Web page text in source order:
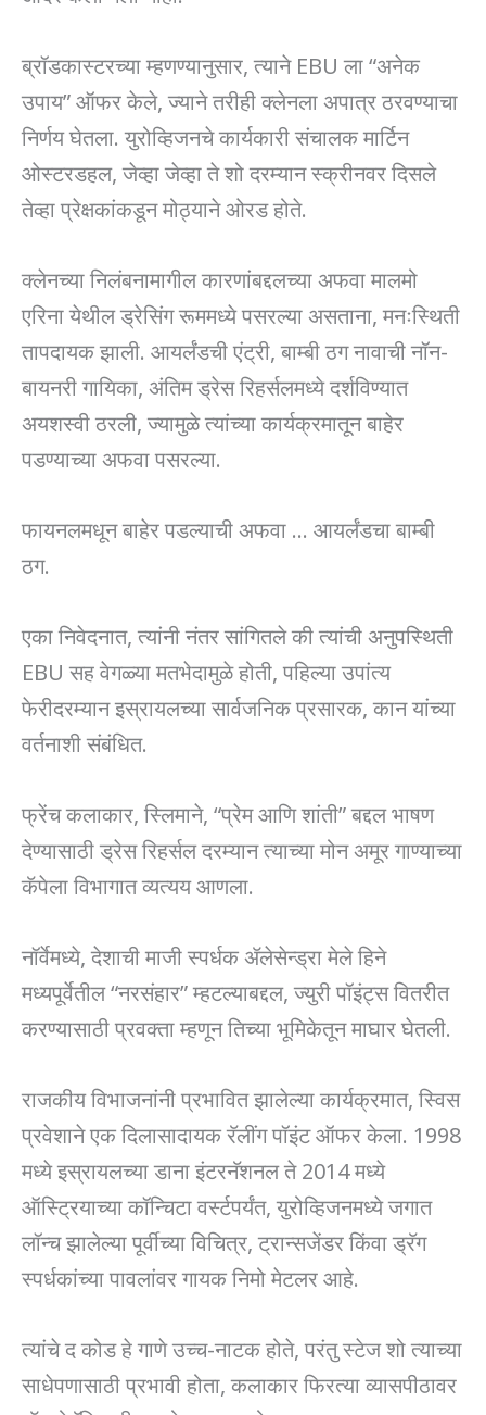
ब्रॉडकास्टरच्या म्हणण्यानुसार, त्याने EBU ला “अनेक
उपाय” ऑफर केले, ज्याने तरीही क्लेनला अपात्र ठरवण्याचा
निर्णय घेतला. युरोव्हिजनचे कार्यकारी संचालक मार्टिन
ओस्टरडहल, जेव्हा जेव्हा ते शो दरम्यान स्क्रीनवर दिसले
तेव्हा प्रेक्षकांकडून मोठ्याने ओरड होते.
क्लेनच्या निलंबनामागील कारणांबद्दलच्या अफवा मालमो
एरिना येथील ड्रेसिंग रूममध्ये पसरल्या असताना, मनःस्थिती
तापदायक झाली. आयर्लंडची एंट्री, बाम्बी ठग नावाची नॉन-
बायनरी गायिका, अंतिम ड्रेस रिहर्सलमध्ये दर्शविण्यात
अयशस्वी ठरली, ज्यामुळे त्यांच्या कार्यक्रमातून बाहेर
पडण्याच्या अफवा पसरल्या.
फायनलमधून बाहेर पडल्याची अफवा … आयर्लंडचा बाम्बी
ठग.
एका निवेदनात, त्यांनी नंतर सांगितले की त्यांची अनुपस्थिती
EBU सह वेगळ्या मतभेदामुळे होती, पहिल्या उपांत्य
फेरीदरम्यान इस्रायलच्या सार्वजनिक प्रसारक, कान यांच्या
वर्तनाशी संबंधित.
फ्रेंच कलाकार, स्लिमाने, “प्रेम आणि शांती” बद्दल भाषण
देण्यासाठी ड्रेस रिहर्सल दरम्यान त्याच्या मोन अमूर गाण्याच्या
कॅपेला विभागात व्यत्यय आणला.
नॉर्वेमध्ये, देशाची माजी स्पर्धक ॲलेसेन्ड्रा मेले हिने
मध्यपूर्वेतील “नरसंहार” म्हटल्याबद्दल, ज्युरी पॉइंट्स वितरीत
करण्यासाठी प्रवक्ता म्हणून तिच्या भूमिकेतून माघार घेतली.
राजकीय विभाजनांनी प्रभावित झालेल्या कार्यक्रमात, स्विस
प्रवेशाने एक दिलासादायक रॅलींग पॉइंट ऑफर केला. 1998
मध्ये इस्रायलच्या डाना इंटरनॅशनल ते 2014 मध्ये
ऑस्ट्रियाच्या कॉन्चिटा वर्स्टपर्यंत, युरोव्हिजनमध्ये जगात
लॉन्च झालेल्या पूर्वीच्या विचित्र, ट्रान्सजेंडर किंवा ड्रॅग
स्पर्धकांच्या पावलांवर गायक निमो मेटलर आहे.
त्यांचे द कोड हे गाणे उच्च-नाटक होते, परंतु स्टेज शो त्याच्या
साधेपणासाठी प्रभावी होता, कलाकार फिरत्या व्यासपीठावर